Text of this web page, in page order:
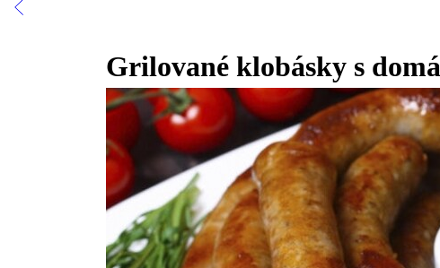
Grilované klobásky s